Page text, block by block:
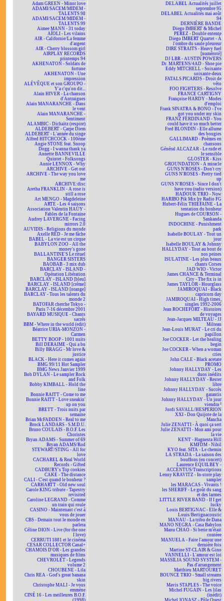
Adam GREEN - Minor love
ADAMI/SACEM/MIDEM -
TALENTS 98
ADAMI/SACEM/MIDEM -
TALENTS 99
Aimee MANN - 31 today
AÏOLI - Les vilains
AIR - Californie/La femme
d'argent
AIR - Cherry blossom girl
AIRPLAY RECORDS
printemps 94
AKHENATON - Soldats de
fortune
AKHENATON - Une
impression
ALÉVÊQUE et son GROUPO -
Y'a c'qu'on dit...
Alain HIVER - La chanson
d'Antraigues
Alain MANARANCHE - Dans
le vent
Alain MANARANCHE -
Sentiment
ALAMBIC - Dichaïtz (respire)
ALDEBERT - Carpe Diem
ALDEBERT - L'année du singe
Alfred HITCHCOCK - 100ème
Angie STONE feat. Snoop
Dogg - I wanna thank ya
Annette BANNEVILLE
Quintet - Folksongs
Annie LENNOX - Why
ARCHIVE - Get out
ARCHIVE - The way you love
me
ARCHIVE:disc
Aretha FRANKLIN - A rose is
still a rose
Art MENGO - Magdeleine
ARTE - Les 4 saisons
Association Valentin HAÜY -
Fables de la Fontaine
Audrey LAVERGNE - Facing
mirrors 2.0
AUVIDIS - Religions du monde
Axelle RED - Je me fâche
BABEL - La vie est un cirque
BABYLON ZOO - All the
money's gone
BALLANTINE'S Le rituel
BANGER SISTERS
BAOBAB - 3 mix dub
BARCLAY - ISLAND -
Opération Libération
BARCLAY - ISLAND [bleu]
BARCLAY - ISLAND [crème]
BARCLAY - ISLAND [orange]
BARCLAY - Tous les talents du
monde 2
BATOFAR cherche Tokyo -
Paris 7-16 décembre 2001
BAYARD MUSIQUE - Chants
sacrés
BBM - Where in the world (edit)
Béatrice URIA-MONZON -
Carmen
BETTY BOOP - 1001 nuits
Bill DERAIME - Qui a bu
Billy BRAGG - Mr love &
justice
BLACK - Here it comes again
BMG 99/11 Hot Sampler
BMG News Janvier 1999
Bob DYLAN - Le sampler Rock
and Folk
Bobby KIMBALL - Hold the
line
Bonnie RAITT - Come to me
Bonnie RAITT - Love sneakin'
up on you
BRETT - Trois nuits par
semaine
Brian McFADDEN - Real to me
Brock LANDARS - S.M.D.U.
Bruno COULAIS - B.O.F. Les
Choristes
Bryan ADAMS - Summer of 69
Bryan ADAMS/Rod
STEWART/STING - All for
love
CACHAREL & Real World
Records - Gifted
CADBURY's Top cookies
CAKE - The distance
CALI - C'est quand le bonheur ?
CARHARTT - Old new soul
Carole KING tribute - Tapestry
revisited
Caroline LEGRAND - Comme
un train qui roule
CASINO - Maintenant c'est à
vous de jouer
CBS - Demain tout le monde en
parlera
Céline DION - Live (for the one
I love)
CERRUTI 1881 et le cinéma
CESAR COLLECTOR Canal+
CHAMOIS D'OR - Les grandes
musiques de films
CHEVROLET - Legends
volume 2
CHOUBENE - Lila
Chris REA - God's great banana
skin
Christophe MALI - Je vous
emmène
CINÉ 16 - Les meilleures B.O.F.
(1998)
DELABEL Actualités juillet
septembre 95
DELABEL Actualités mai août
94
DERNIÈRE BANDE
Diego IMBERT & Michel
PEREZ - Double entente
Diego IMBERT Quartet - À
l'ombre du saule pleureur
DIRE STRAITS - Heavy fuel
[numéroté]
DJ LBR - AUSTIN POWERS
Dr. MARTENS/4AD - Shoe pie
Eddy MITCHELL - Soixante
soixante-deux
FATALS PICARDS - Droit de
véto
FOO FIGHTERS - Resolve
FRANCE CARTIGNY
Françoise HARDY - Modes
d'emploi
Frank SINATRA & BONO - I've
got you under my skin
FRANZ FERDINAND - You
could have it so much better
Fred BLONDIN - Elle allume
des bougies
GALLIMARD - Poèmes en
chansons
Général ALCAZAR - Le rude et
le sensible
GLOSTER - Kiss
GROUNDATION - A miracle
GUNS N'ROSES - Don't cry
GUNS N'ROSES - Pretty tied
up
GUNS N'ROSES - Since I don't
have you (radio version)
HADOUK TRIO - Now
HARIBO Pik Mix by Radio FG
Hubert-Félix THIÉFAINE - La
tentation du bonheur
Hugues de COURSON -
Sankanda
INDOCHINE - Punishment
park
Isabelle BOULAY - Tout un
jour
Isabelle BOULAY & Johnny
HALLYDAY - Tout au bout de
nos peines
ISULATINE - Les plus beaux
chants Corses
JAD WIO - Victor
James CHANCE & Terminal
City - The fix is in
James TAYLOR - Hourglass
JAMIROQUAI - Black
capricorn day
JAMIROQUAI - High times,
singles 1992-2006
Jean ROCHEFORT - Histoires
de voyages
Jean-Jacques MILTEAU - JJ
Milteau
Jean-Louis MURAT - Le cri du
papillon
Joe COCKER - Let the healing
begin
Joe COCKER - When a woman
cries
John CALE - Black acetate
PROMO
Johnny HALLYDAY - Les
duos inédits
Johnny HALLYDAY - Rester
libre
Johnny HALLYDAY - Succès
garantis
Johnny HALLYDAY - Un jour
viendra ²
Jordi SAVALL/HESPERION
XXI - Don Quijote de la
Mancha
Julie ZENATTI - À quoi ça sert
Julie ZENATTI - Mon ami pour
la vie
KENT - Hagnesta Hill
KMFDM - Nihil
KYO feat. SITA - Le chemin
LA STRADA - La saison des
bouffons (en concert)
Laurence EQUILBEY -
ACCENTUS/Transcriptions
Lenny KRAVITZ - In-store play
sampler
les MARACAS - Vivants !
les SHERIFF - Le goût du sang
et des larmes
LITTLE RIVER BAND - If I get
lucky
Louis BERTIGNAC - Elle &
Louis/Bertignacoustic
MANAU - La tribu de Dana
MANO NEGRA - Casa Babylon
Manu CHAO - Si berie m'était
contéee
MANUELA - Faire l'amour une
dernière fois
Martine ST-CLAIR & Gino
VANNELLI - L'amour est loi
MASSILIA SOUND SYSTEM -
Pas d'arrangement
Matthieu MARTOURET
BOUNCE TRIO - Small streams
big rivers
Mavis STAPLES - The voice
Michel FUGAIN - Les lilas
(inédit)
Michel JONASZ - Pôle Ouest